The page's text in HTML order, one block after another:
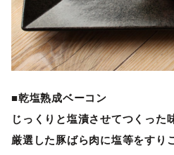
■乾塩熟成ベーコン
じっくりと塩漬させてつくった
厳選した豚ばら肉に塩等をすり